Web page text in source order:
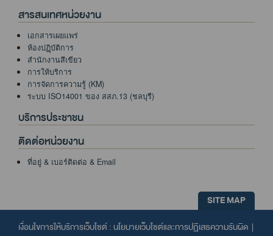
สารสนเทศหน่วยงาน
เอกสารเผยแพร่
ห้องปฏฺิบัติการ
สำนักงานสีเขียว
การให้บริการ
การจัดการความรู้ (KM)
ระบบ ISO14001 ของ สสภ.13 (ชลบุรี)
บริการประชาชน
ติดต่อหน่วยงาน
ที่อยู่ & เบอร์ติดต่อ & Email
SITE MAP
เงื่อนไขการให้บริการเว็บไซต์ : นโยบายเว็บไซต์และการปฏิเสธความรับผิด |